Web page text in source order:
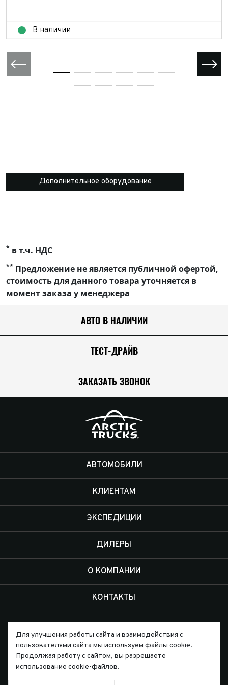
В наличии
Дополнительное оборудование
* в т.ч. НДС
** Предложение не является публичной офертой,
стоимость для данного товара уточняется в
момент заказа у менеджера
АВТО В НАЛИЧИИ
ТЕСТ-ДРАЙВ
ЗАКАЗАТЬ ЗВОНОК
АВТОМОБИЛИ
КЛИЕНТАМ
ЭКСПЕДИЦИИ
ДИЛЕРЫ
О КОМПАНИИ
КОНТАКТЫ
Письмо директору
Для улучшения работы сайта и взаимодействия с
пользователями сайта мы используем файлы cookie.
Продолжая работу с сайтом, вы разрешаете
использование cookie-файлов.